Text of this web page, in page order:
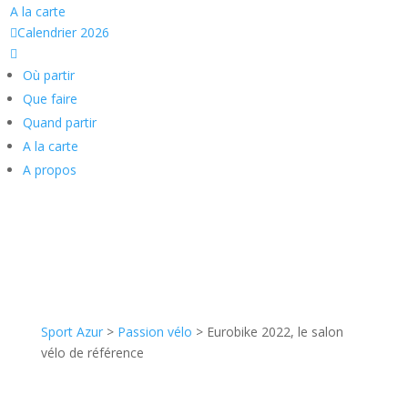
A la carte
Calendrier 2026

Où partir
Que faire
Quand partir
A la carte
A propos
Sport Azur> Passion vélo > Eurobike 2022, le salon
vélo de référence